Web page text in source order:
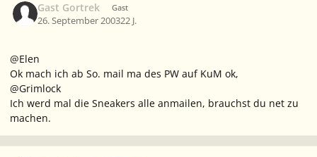
Gast Gortrek Gast
26. September 200322 J.
@Elen
Ok mach ich ab So. mail ma des PW auf KuM ok,
@Grimlock
Ich werd mal die Sneakers alle anmailen, brauchst du net zu
machen.